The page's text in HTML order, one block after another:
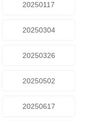
20250117
20250304
20250326
20250502
20250617